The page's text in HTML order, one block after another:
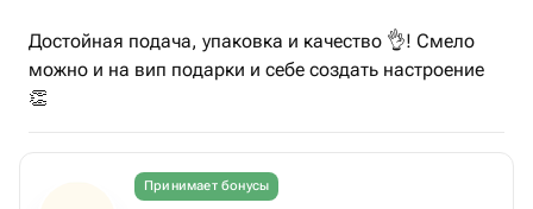
Достойная подача, упаковка и качество 👌! Смело
можно и на вип подарки и себе создать настроение
👏
Принимает бонусы